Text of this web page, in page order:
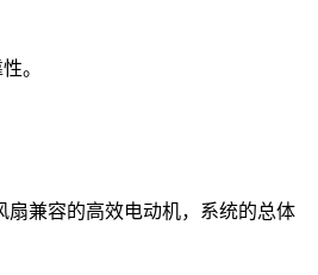
。
兼容的高效电动机，系统的总体